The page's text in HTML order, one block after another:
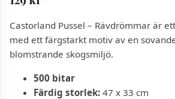
Castorland Pussel – Rävdrömmar är
med ett färgstarkt motiv av en
blomstrande skogsmiljö.
500 bitar
Färdig storlek: 47 x 33 cm